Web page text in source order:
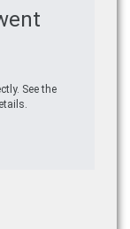
See the